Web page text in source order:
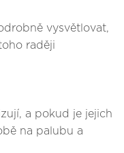
vysvětlovat,
raději
a pokud je jejich
na palubu a